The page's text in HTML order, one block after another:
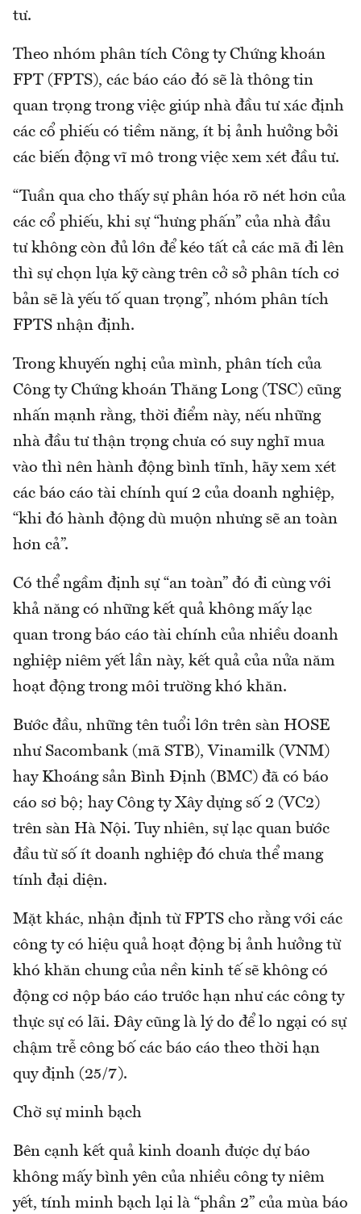
tư.
Theo nhóm phân tích Công ty Chứng khoán
FPT (FPTS), các báo cáo đó sẽ là thông tin
quan trọng trong việc giúp nhà đầu tư xác định
các cổ phiếu có tiềm năng, ít bị ảnh hưởng bởi
các biến động vĩ mô trong việc xem xét đầu tư.
“Tuần qua cho thấy sự phân hóa rõ nét hơn của
các cổ phiếu, khi sự “hưng phấn” của nhà đầu
tư không còn đủ lớn để kéo tất cả các mã đi lên
thì sự chọn lựa kỹ càng trên cở sở phân tích cơ
bản sẽ là yếu tố quan trọng”, nhóm phân tích
FPTS nhận định.
Trong khuyến nghị của mình, phân tích của
Công ty Chứng khoán Thăng Long (TSC) cũng
nhấn mạnh rằng, thời điểm này, nếu những
nhà đầu tư thận trọng chưa có suy nghĩ mua
vào thì nên hành động bình tĩnh, hãy xem xét
các báo cáo tài chính quí 2 của doanh nghiệp,
“khi đó hành động dù muộn nhưng sẽ an toàn
hơn cả”.
Có thể ngầm định sự “an toàn” đó đi cùng với
khả năng có những kết quả không mấy lạc
quan trong báo cáo tài chính của nhiều doanh
nghiệp niêm yết lần này, kết quả của nửa năm
hoạt động trong môi trường khó khăn.
Bước đầu, những tên tuổi lớn trên sàn HOSE
như Sacombank (mã STB), Vinamilk (VNM)
hay Khoáng sản Bình Định (BMC) đã có báo
cáo sơ bộ; hay Công ty Xây dựng số 2 (VC2)
trên sàn Hà Nội. Tuy nhiên, sự lạc quan bước
đầu từ số ít doanh nghiệp đó chưa thể mang
tính đại diện.
Mặt khác, nhận định từ FPTS cho rằng với các
công ty có hiệu quả hoạt động bị ảnh hưởng từ
khó khăn chung của nền kinh tế sẽ không có
động cơ nộp báo cáo trước hạn như các công ty
thực sự có lãi. Đây cũng là lý do để lo ngại có sự
chậm trễ công bố các báo cáo theo thời hạn
quy định (25/7).
Chờ sự minh bạch
Bên cạnh kết quả kinh doanh được dự báo
không mấy bình yên của nhiều công ty niêm
yết, tính minh bạch lại là “phần 2” của mùa báo